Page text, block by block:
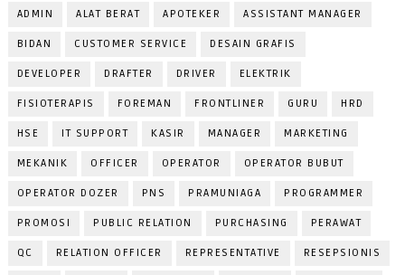
ADMIN ALAT BERAT APOTEKER ASSISTANT MANAGER
BIDAN CUSTOMER SERVICE DESAIN GRAFIS
DEVELOPER DRAFTER DRIVER ELEKTRIK
FISIOTERAPIS FOREMAN FRONTLINER GURU HRD
HSE IT SUPPORT KASIR MANAGER MARKETING
MEKANIK OFFICER OPERATOR OPERATOR BUBUT
OPERATOR DOZER PNS PRAMUNIAGA PROGRAMMER
PROMOSI PUBLIC RELATION PURCHASING PERAWAT
QC RELATION OFFICER REPRESENTATIVE RESEPSIONIS